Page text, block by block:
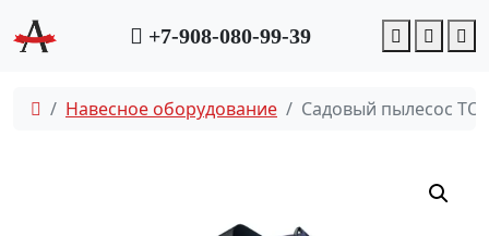
+7-908-080-99-39 Account
Cart
Навесное оборудование Садовый пылесос